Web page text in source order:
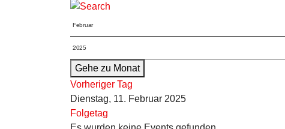
Gehe zu Monat
Vorheriger Tag
Dienstag, 11. Februar 2025
Folgetag